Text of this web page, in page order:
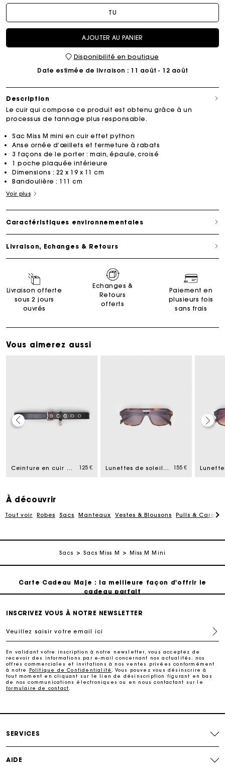
TU
AJOUTER AU PANIER
Disponibilité en boutique
Date estimée de livraison : 11 août - 12 août
Description
Le cuir qui compose ce produit est obtenu grâce à un
processus de tannage plus responsable.
Sac Miss M mini en cuir effet python
Anse ornée d’œillets et fermeture à rabats
3 façons de le porter : main, épaule, croisé
1 poche plaquée intérieure
Dimensions : 22 x 19 x 11 cm
Bandoulière : 111 cm
Voir plus
Caractéristiques environnementales
Livraison, Echanges & Retours
Livraison offerte
sous 2 jours
ouvrés
Echanges &
Retours
offerts
Paiement en
plusieurs fois
sans frais
Vous aimerez aussi
Ceinture en cuir à boucle Miss M 125 € Lunettes de soleil pilote 155 €
À découvrir
Tout voir Robes Sacs Manteaux Vestes & Blousons Pulls &
Sacs Sacs Miss M Miss M Mini
Livraison à domicile offerte sous 2 jours ouvrés
Paiement en plusieurs fois sans frais
Suivi de commande
Carte Cadeau Maje : la meilleure façon d'offrir le
cadeau parfait
Livraison à domicile offerte sous 2 jours ouvrés
Paiement en plusieurs fois sans frais
Echanges & Retours offerts
INSCRIVEZ VOUS À NOTRE NEWSLETTER
Veuillez saisir votre email ici
En validant votre inscription à notre newsletter, vous acceptez de
recevoir des informations par e-mail concernant nos actualités, nos
offres commerciales et invitations à nos ventes privées conformément
à notre
Politique de Confidentialité
. Vous pouvez vous désinscrire à
tout moment en cliquant sur le lien de désinscription figurant en bas
de nos communications électroniques ou en nous contactant sur le
formulaire de contact
SERVICES
AIDE